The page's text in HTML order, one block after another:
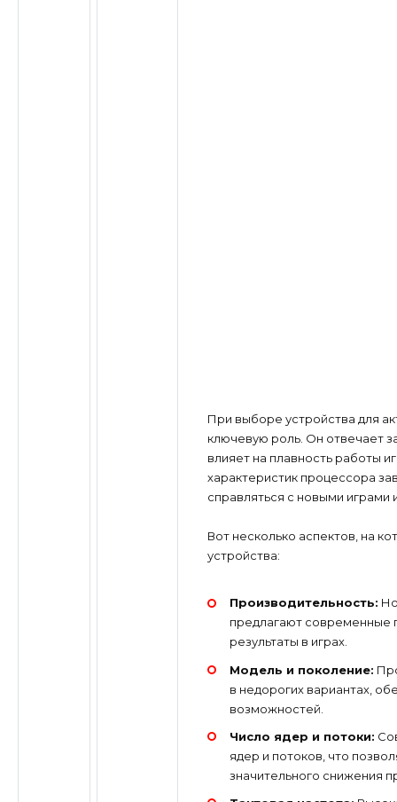
При выборе устройства для
ключевую роль. Он отвечает
влияет на плавность работы
характеристик процессора
справляться с новыми играми
Вот несколько аспектов, на
устройства:
Производительность:
предлагают современные
результаты в играх.
Модель и поколение:
в недорогих вариантах,
возможностей.
Число ядер и потоки:
ядер и потоков, что
значительного снижения